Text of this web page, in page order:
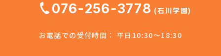
076-256-3778 (石川学園)
お電話での受付時間： 平日10:30～18:30